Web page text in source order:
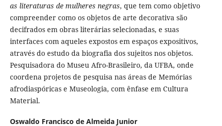
as literaturas de mulheres negras, que tem como objetivo
compreender como os objetos de arte decorativa são
decifrados em obras literárias selecionadas, e suas
interfaces com aqueles expostos em espaços expositivos,
através do estudo da biografia dos sujeitos nos objetos.
Pesquisadora do Museu Afro-Brasileiro, da UFBA, onde
coordena projetos de pesquisa nas áreas de Memórias
afrodiaspóricas e Museologia, com ênfase em Cultura
Material.
Oswaldo Francisco de Almeida Junior